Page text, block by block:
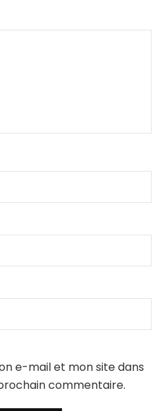
e-mail et mon site dans
commentaire.